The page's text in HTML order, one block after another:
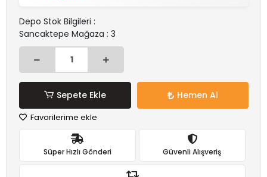
Depo Stok Bilgileri :
Sancaktepe Mağaza : 3
Sepete Ekle Hemen Al
Favorilerime ekle
Süper Hızlı Gönderi Güvenli Alışveriş